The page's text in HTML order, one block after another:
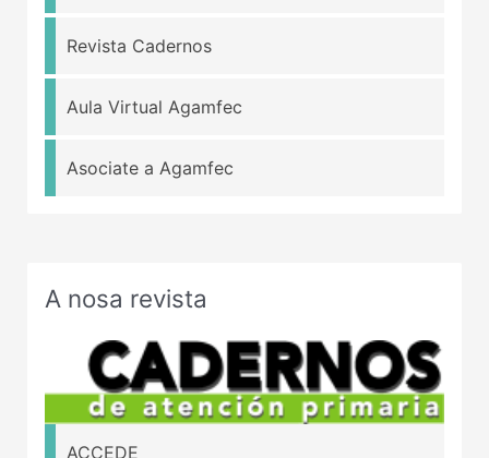
Revista Cadernos
Aula Virtual Agamfec
Asociate a Agamfec
A nosa revista
ACCEDE